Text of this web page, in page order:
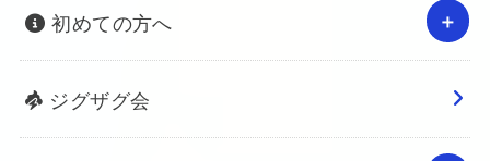
初めての方へ
ジグザグ会